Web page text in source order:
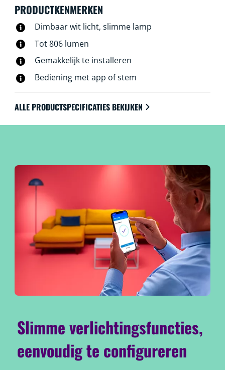
je smartphone of met je stem, zelfs als je niet thuis
Meer heb je niet nodig.
PRODUCTKENMERKEN
Dimbaar wit licht, slimme lamp
Tot 806 lumen
Gemakkelijk te installeren
Bediening met app of stem
ALLE PRODUCTSPECIFICATIES BEKIJKEN
Slimme verlichtingsfuncties,
eenvoudig te configureren